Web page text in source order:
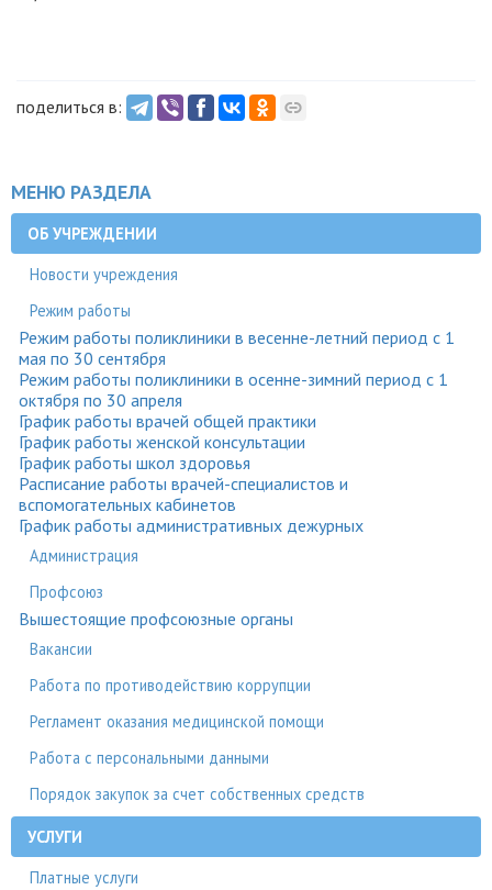
поделиться в:
МЕНЮ РАЗДЕЛА
ОБ УЧРЕЖДЕНИИ
Новости учреждения
Режим работы
Режим работы поликлиники в весенне-летний период с 1
мая по 30 сентября
Режим работы поликлиники в осенне-зимний период с 1
октября по 30 апреля
График работы врачей общей практики
График работы женской консультации
График работы школ здоровья
Расписание работы врачей-специалистов и
вспомогательных кабинетов
График работы административных дежурных
Администрация
Профсоюз
Вышестоящие профсоюзные органы
Вакансии
Работа по противодействию коррупции
Регламент оказания медицинской помощи
Работа с персональными данными
Порядок закупок за счет собственных средств
УСЛУГИ
Платные услуги